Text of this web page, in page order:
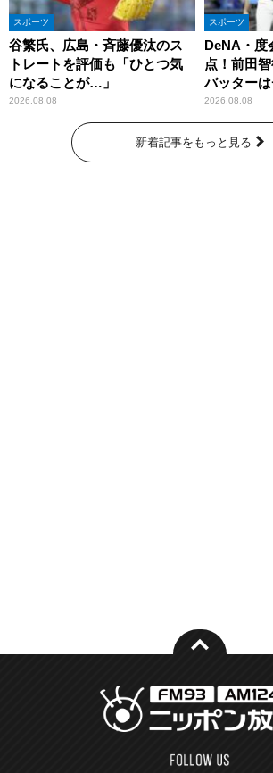
スポーツ
谷繁氏、広島・斉藤優汰のス
トレートを評価も「ひとつ気
になることが…」
2026.08.08
スポーツ
DeNA・度
点！前田
バッターは
2026.08.08
新着記事をもっと見る